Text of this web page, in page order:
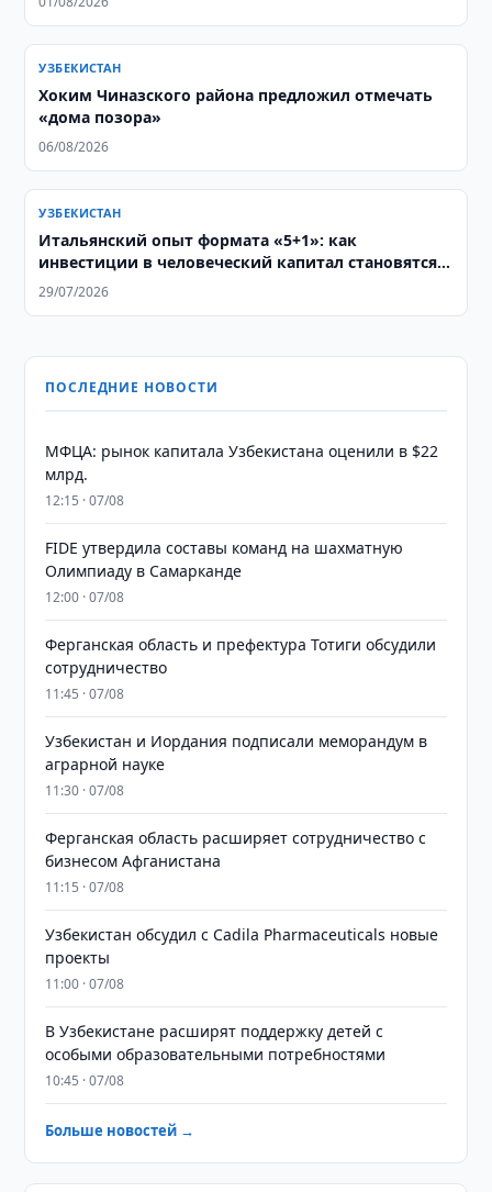
УЗБЕКИСТАН
Хоким Чиназского района предложил отмечать
«дома позора»
06/08/2026
УЗБЕКИСТАН
Итальянский опыт формата «5+1»: как
инвестиции в человеческий капитал становятся
основой стратегического партнерства с
29/07/2026
ПОСЛЕДНИЕ НОВОСТИ
МФЦА: рынок капитала Узбекистана оценили в $22
млрд.
12:15 · 07/08
FIDE утвердила составы команд на шахматную
Олимпиаду в Самарканде
12:00 · 07/08
Ферганская область и префектура Тотиги обсудили
сотрудничество
11:45 · 07/08
Узбекистан и Иордания подписали меморандум в
аграрной науке
11:30 · 07/08
Ферганская область расширяет сотрудничество с
бизнесом Афганистана
11:15 · 07/08
Узбекистан обсудил с Cadila Pharmaceuticals новые
проекты
11:00 · 07/08
В Узбекистане расширят поддержку детей с
особыми образовательными потребностями
10:45 · 07/08
Больше новостей →